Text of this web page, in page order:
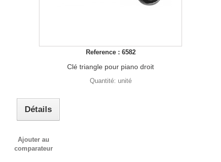
Reference : 6582
Clé triangle pour piano droit
Quantité: unité
Détails
Ajouter au
comparateur